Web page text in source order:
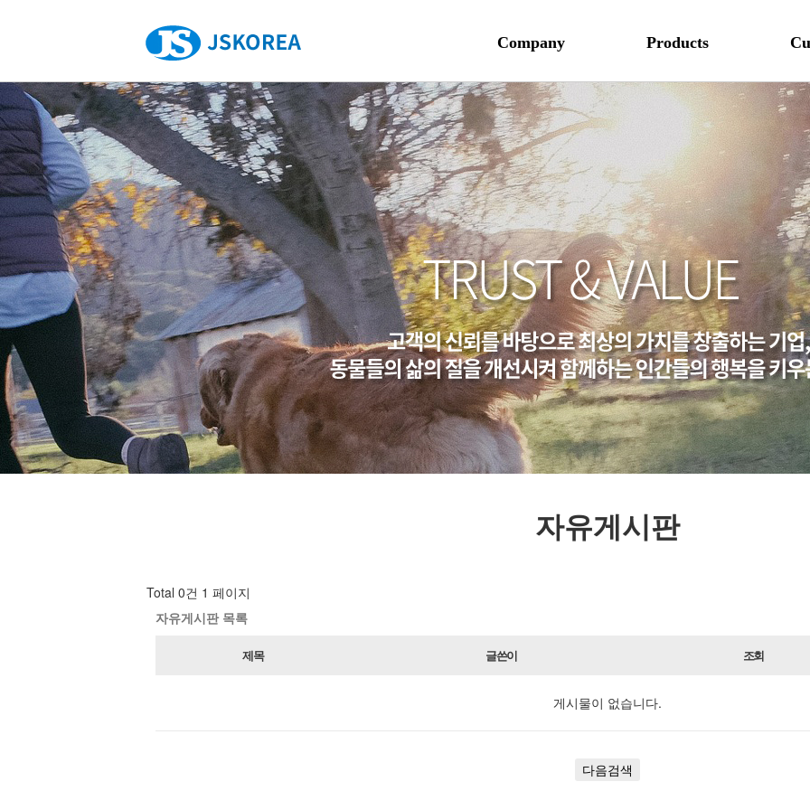
Company Products
자유게시판
Total 0건 1 페이지
자유게시판 목록
제목 글쓴이 조회
게시물이 없습니다.
다음검색